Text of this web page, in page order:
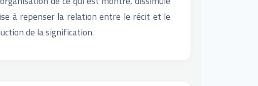
à repenser la relation entre le récit et le
de la signification.